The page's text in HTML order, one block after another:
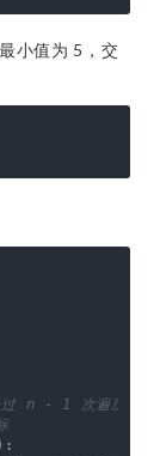
小值为 5，交
n - 1 次遍历后，